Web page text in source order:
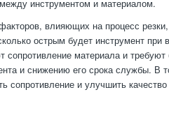
инструментом и материалом.
влияющих на процесс
острым будет инструмент
сопротивление материала и
и снижению его срока службы. В
сопротивление и улучшить